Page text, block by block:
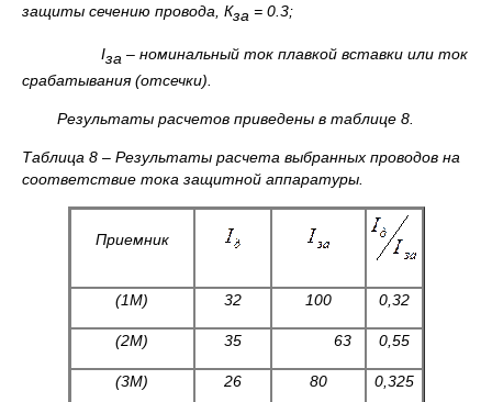
защиты сечению провода, Кза = 0.3;
Iза – номинальный ток плавкой вставки или ток
срабатывания (отсечки).
Результаты расчетов приведены в таблице 8.
Таблица 8 – Результаты расчета выбранных проводов на
соответствие тока защитной аппаратуры.
Приемник
(1М) 32 100 0,32
(2М) 35 63 0,55
(3М) 26 80 0,325